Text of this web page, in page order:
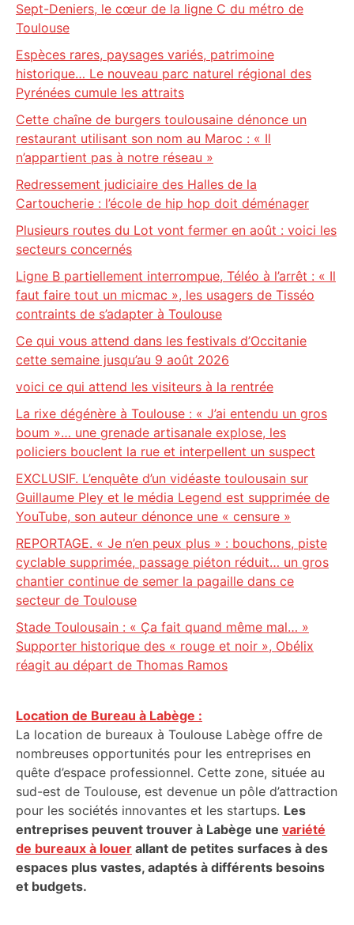
Sept-Deniers, le cœur de la ligne C du métro de
Toulouse
Espèces rares, paysages variés, patrimoine
historique… Le nouveau parc naturel régional des
Pyrénées cumule les attraits
Cette chaîne de burgers toulousaine dénonce un
restaurant utilisant son nom au Maroc : « Il
n’appartient pas à notre réseau »
Redressement judiciaire des Halles de la
Cartoucherie : l’école de hip hop doit déménager
Plusieurs routes du Lot vont fermer en août : voici les
secteurs concernés
Ligne B partiellement interrompue, Téléo à l’arrêt : « Il
faut faire tout un micmac », les usagers de Tisséo
contraints de s’adapter à Toulouse
Ce qui vous attend dans les festivals d’Occitanie
cette semaine jusqu’au 9 août 2026
voici ce qui attend les visiteurs à la rentrée
La rixe dégénère à Toulouse : « J’ai entendu un gros
boum »… une grenade artisanale explose, les
policiers bouclent la rue et interpellent un suspect
EXCLUSIF. L’enquête d’un vidéaste toulousain sur
Guillaume Pley et le média Legend est supprimée de
YouTube, son auteur dénonce une « censure »
REPORTAGE. « Je n’en peux plus » : bouchons, piste
cyclable supprimée, passage piéton réduit… un gros
chantier continue de semer la pagaille dans ce
secteur de Toulouse
Stade Toulousain : « Ça fait quand même mal… »
Supporter historique des « rouge et noir », Obélix
réagit au départ de Thomas Ramos
Location de Bureau à Labège :
La location de bureaux à Toulouse Labège offre de
nombreuses opportunités pour les entreprises en
quête d’espace professionnel. Cette zone, située au
sud-est de Toulouse, est devenue un pôle d’attraction
pour les sociétés innovantes et les startups. Les
entreprises peuvent trouver à Labège une variété
de bureaux à louer allant de petites surfaces à des
espaces plus vastes, adaptés à différents besoins
et budgets.